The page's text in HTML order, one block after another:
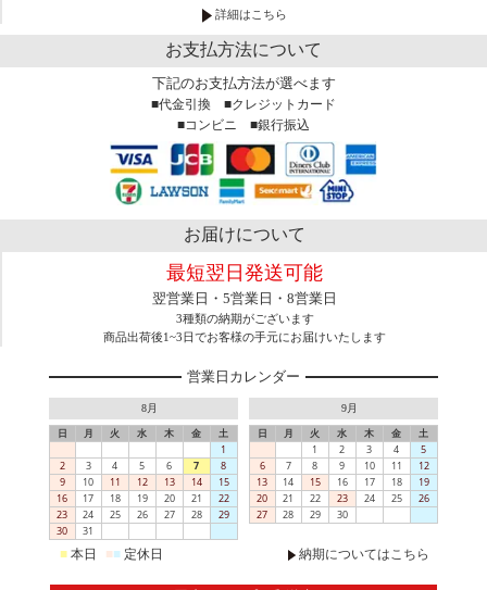
詳細はこちら
お支払方法について
下記のお支払方法が選べます
■代金引換 ■クレジットカード
■コンビニ ■銀行振込
お届けについて
最短翌日発送可能
翌営業日・5営業日・8営業日
3種類の納期がございます
商品出荷後1~3日でお客様の手元にお届けいたします
営業日カレンダー
8月
日 月 火 水 木 金
土
1
2
3 4 5 6 7
8
9
10 11 12 13 14
15
16
17 18 19 20 21
22
23
24 25 26 27 28
29
30
31
9月
日 月 火 水 木 金
土
1
2 3 4
5
6
7 8 9 10 11
12
13
14 15 16 17 18
19
20
21 22 23 24 25
26
27
28 29 30
■ 本日 ■■ 定休日 納期についてはこちら